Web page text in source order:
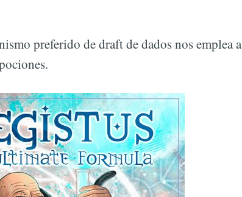
preferido de draft de dados nos emplea a